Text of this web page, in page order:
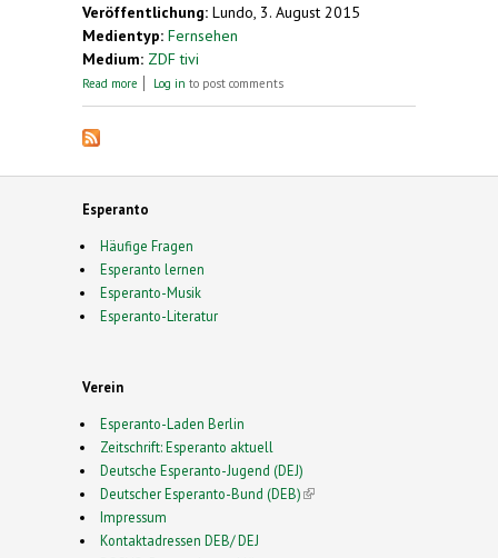
Veröffentlichung: Lundo, 3. August 2015
Medientyp: Fernsehen
Medium: ZDF tivi
Read more about Esperanto - eine Sprache für alle?
Log in to post comments
Esperanto
Häufige Fragen
Esperanto lernen
Esperanto-Musik
Esperanto-Literatur
Verein
Esperanto-Laden Berlin
Zeitschrift: Esperanto aktuell
Deutsche Esperanto-Jugend (DEJ)
Deutscher Esperanto-Bund (DEB)(link is external)
Impressum
Kontaktadressen DEB/ DEJ